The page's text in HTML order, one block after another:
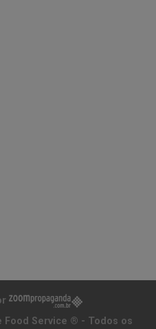
Food Service ® - Todos os